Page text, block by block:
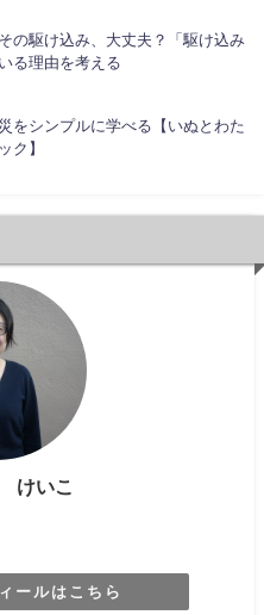
の駆け込み、大丈夫？「駆け込み
る理由を考える
をシンプルに学べる【いぬとわた
ク】
けいこ
ールはこちら